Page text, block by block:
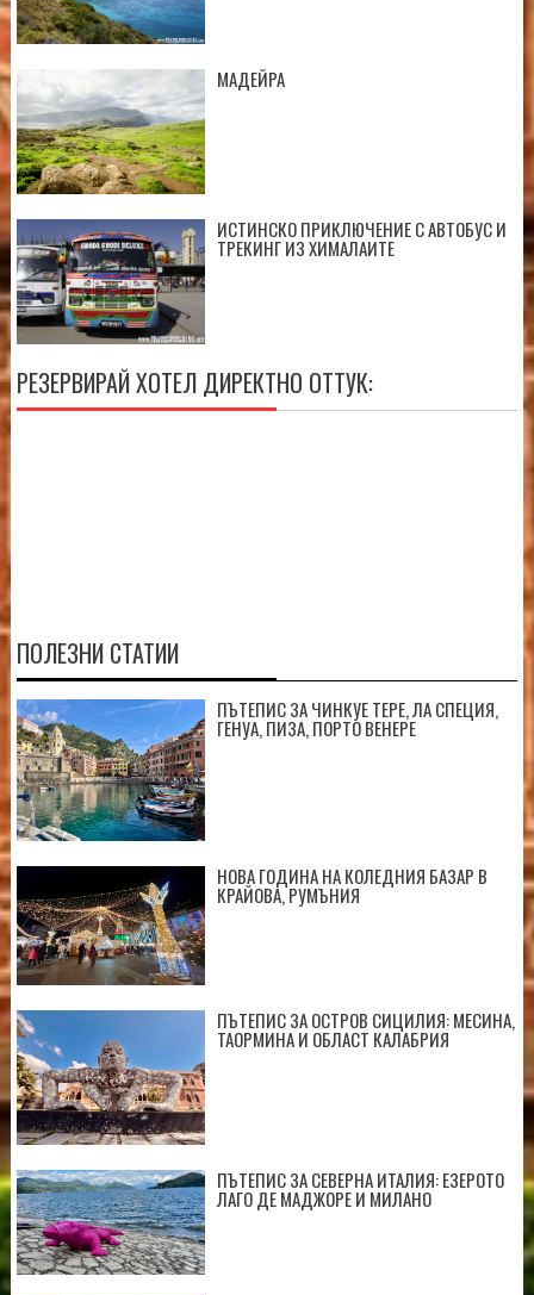
МАДЕЙРА
ИСТИНСКО ПРИКЛЮЧЕНИЕ С АВТОБУС И
ТРЕКИНГ ИЗ ХИМАЛАИТЕ
РЕЗЕРВИРАЙ ХОТЕЛ ДИРЕКТНО ОТТУК:
ПОЛЕЗНИ СТАТИИ
ПЪТЕПИС ЗА ЧИНКУЕ ТЕРЕ, ЛА СПЕЦИЯ,
ГЕНУА, ПИЗА, ПОРТО ВЕНЕРЕ
НОВА ГОДИНА НА КОЛЕДНИЯ БАЗАР В
КРАЙОВА, РУМЪНИЯ
ПЪТЕПИС ЗА ОСТРОВ СИЦИЛИЯ: МЕСИНА,
ТАОРМИНА И ОБЛАСТ КАЛАБРИЯ
ПЪТЕПИС ЗА СЕВЕРНА ИТАЛИЯ: ЕЗЕРОТО
ЛАГО ДЕ МАДЖОРЕ И МИЛАНО